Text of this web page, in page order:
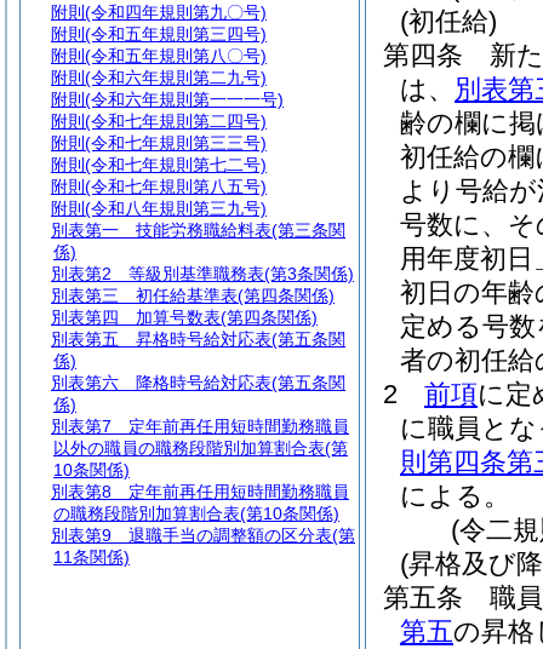
(初任給)
第四条
新
は、 別表第
齢の欄に
初任給の
より号給
号数に、
用年度初
初日の年
定める号
者の初任
2
前項に定
に職員と
則第四条第
による。
(令二
(昇格及び
第五条
職
第五の昇格
附則 (令和四年規則第九〇号)
附則 (令和五年規則第三四号)
附則 (令和五年規則第八〇号)
附則 (令和六年規則第二九号)
附則 (令和六年規則第一一一号)
附則 (令和七年規則第二四号)
附則 (令和七年規則第三三号)
附則 (令和七年規則第七二号)
附則 (令和七年規則第八五号)
附則 (令和八年規則第三九号)
別表第一 技能労務職給料表(第三条関
係)
別表第2 等級別基準職務表(第3条関係)
別表第三 初任給基準表(第四条関係)
別表第四 加算号数表(第四条関係)
別表第五 昇格時号給対応表(第五条関
係)
別表第六 降格時号給対応表(第五条関
係)
別表第7 定年前再任用短時間勤務職員
以外の職員の職務段階別加算割合表(第
10条関係)
別表第8 定年前再任用短時間勤務職員
の職務段階別加算割合表(第10条関係)
別表第9 退職手当の調整額の区分表(第
11条関係)